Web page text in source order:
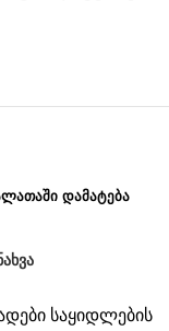
ᲓᲐᲛᲐᲢᲔᲑᲐ
საყიდლების